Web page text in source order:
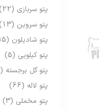
پتو سربازی (22)
پتو سروین (13)
پتو شادیلون (95)
پتو کیلویی (5)
پتو گل برجسته (124)
پتو لاله (66)
پتو مخملی (3)